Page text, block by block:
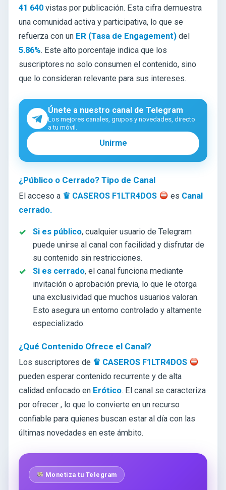
41 640 vistas por publicación. Esta cifra demuestra
una comunidad activa y participativa, lo que se
refuerza con un ER (Tasa de Engagement) del
5.86%. Este alto porcentaje indica que los
suscriptores no solo consumen el contenido, sino
que lo consideran relevante para sus intereses.
Únete a nuestro canal de Telegram
Los mejores canales, grupos y novedades, directo
a tu móvil.
Unirme
¿Público o Cerrado? Tipo de Canal
El acceso a ♛ CASEROS F1LTR4DOS es Canal
cerrado.
Si es público, cualquier usuario de Telegram
puede unirse al canal con facilidad y disfrutar de
su contenido sin restricciones.
Si es cerrado, el canal funciona mediante
invitación o aprobación previa, lo que le otorga
una exclusividad que muchos usuarios valoran.
Esto asegura un entorno controlado y altamente
especializado.
¿Qué Contenido Ofrece el Canal?
Los suscriptores de ♛ CASEROS F1LTR4DOS
pueden esperar contenido recurrente y de alta
calidad enfocado en Erótico. El canal se caracteriza
por ofrecer , lo que lo convierte en un recurso
confiable para quienes buscan estar al día con las
últimas novedades en este ámbito.
Monetiza tu Telegram